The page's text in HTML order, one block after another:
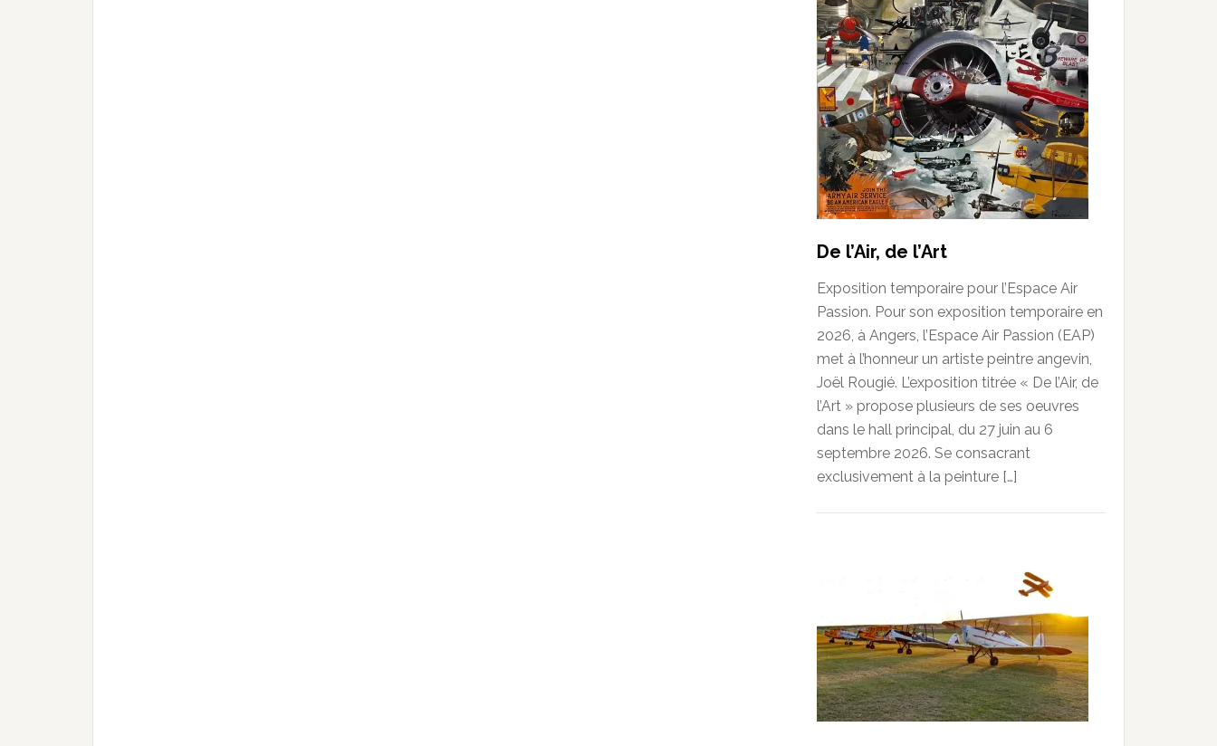
De l’Air, de l’Art
Exposition temporaire pour l’Espace Air
Passion. Pour son exposition temporaire en
2026, à Angers, l’Espace Air Passion (EAP)
met à l’honneur un artiste peintre angevin,
Joël Rougié. L’exposition titrée « De l’Air, de
l’Art » propose plusieurs de ses oeuvres
dans le hall principal, du 27 juin au 6
septembre 2026. Se consacrant
exclusivement à la peinture […]